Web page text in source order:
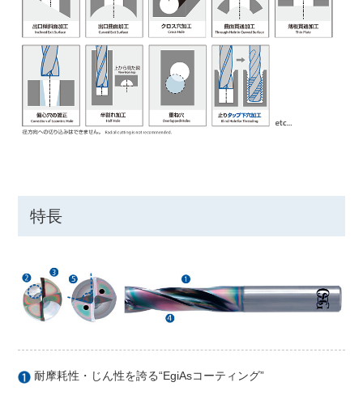
特長
耐摩耗性・じん性を誇る“EgiAsコーティング”